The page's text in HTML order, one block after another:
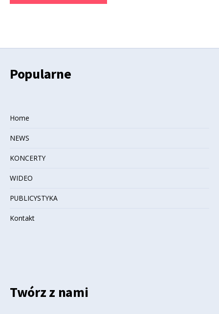
Popularne
Home
NEWS
KONCERTY
WIDEO
PUBLICYSTYKA
Kontakt
Twórz z nami